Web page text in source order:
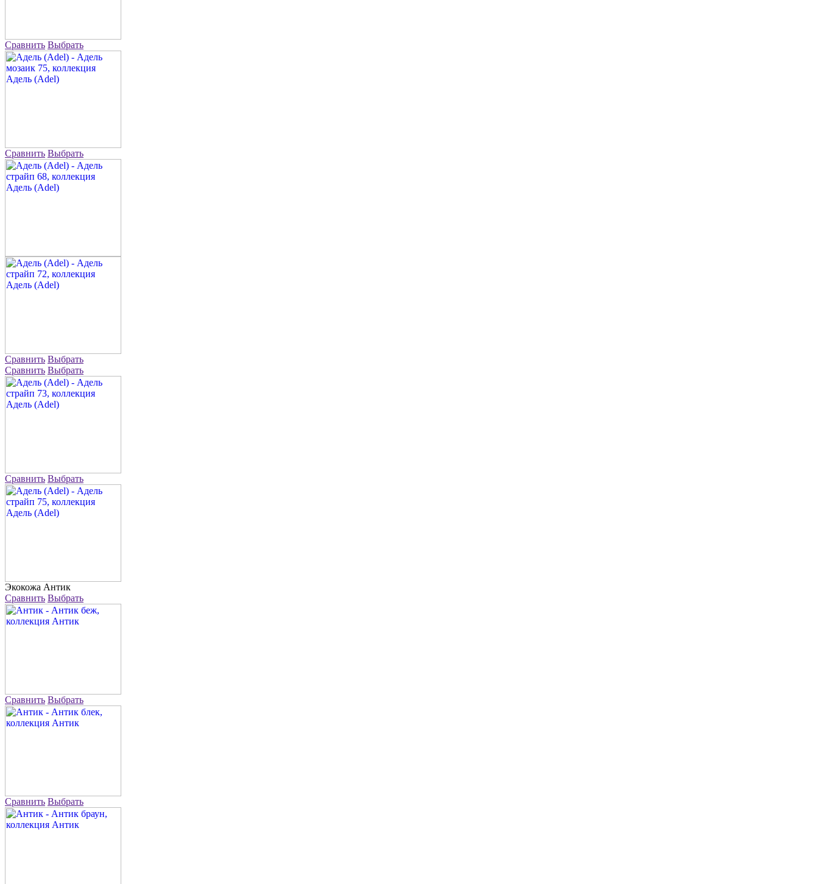
Сравнить Выбрать
Сравнить Выбрать
Сравнить Выбрать
Сравнить Выбрать
Сравнить Выбрать
Экокожа Антик
Сравнить Выбрать
Сравнить Выбрать
Сравнить Выбрать